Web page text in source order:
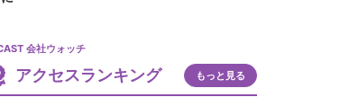
会社ウォッチ
アクセスランキング もっと見る